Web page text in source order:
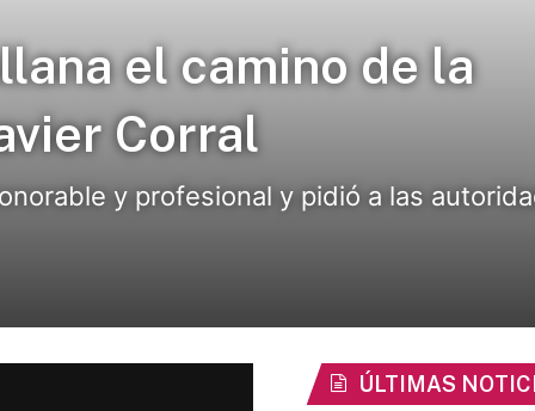
el camino de la
Corral
y profesional y pidió a las
ÚLTIMAS